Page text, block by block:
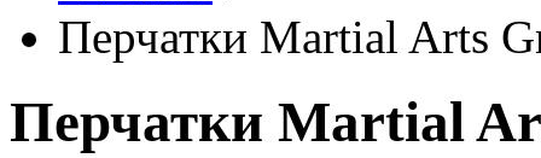
Перчатки Martial Arts
Перчатки Martial